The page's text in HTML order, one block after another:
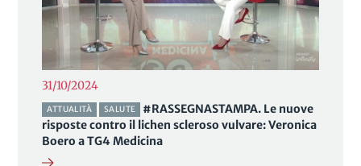
31/10/2024
ATTUALITÀ SALUTE
#RASSEGNASTAMPA. Le nuove
risposte contro il lichen scleroso vulvare: Veronica
Boero a TG4 Medicina